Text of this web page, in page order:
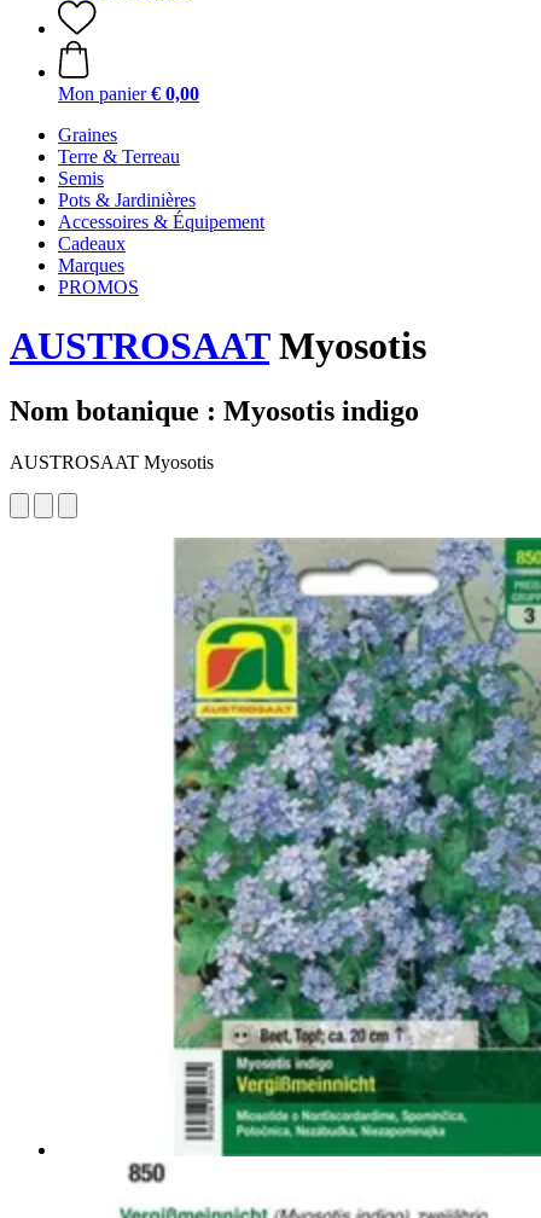
Mon panier € 0,00
Graines
Terre & Terreau
Semis
Pots & Jardinières
Accessoires & Équipement
Cadeaux
Marques
PROMOS
AUSTROSAATMyosotis
Nom botanique : Myosotis indigo
AUSTROSAAT Myosotis